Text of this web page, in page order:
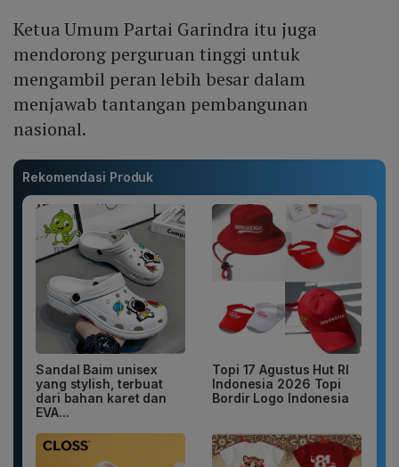
Ketua Umum Partai Garindra itu juga
mendorong perguruan tinggi untuk
mengambil peran lebih besar dalam
menjawab tantangan pembangunan
nasional.
Rekomendasi Produk
Sandal Baim unisex
yang stylish, terbuat
dari bahan karet dan
EVA...
Topi 17 Agustus Hut RI
Indonesia 2026 Topi
Bordir Logo Indonesia